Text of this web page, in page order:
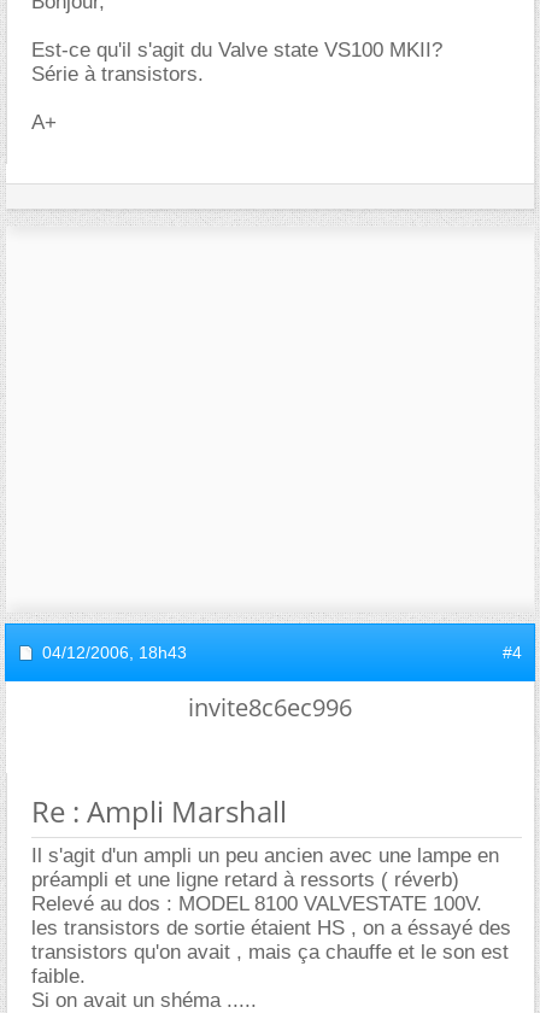
Est-ce qu'il s'agit du Valve state VS100 MKII?
Série à transistors.
A+
04/12/2006, 18h43 #4
invite8c6ec996
Re : Ampli Marshall
Il s'agit d'un ampli un peu ancien avec une lampe en
préampli et une ligne retard à ressorts ( réverb)
Relevé au dos : MODEL 8100 VALVESTATE 100V.
les transistors de sortie étaient HS , on a éssayé des
transistors qu'on avait , mais ça chauffe et le son est
faible.
Si on avait un shéma .....